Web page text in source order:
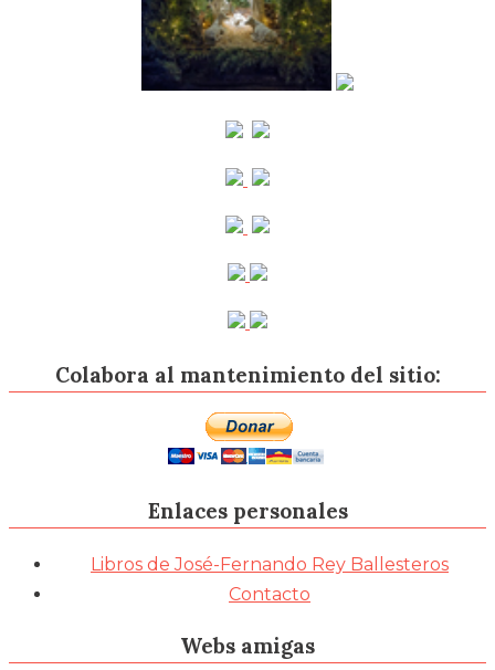
Colabora al mantenimiento del sitio:
Enlaces personales
Libros de José-Fernando Rey Ballesteros
Contacto
Webs amigas